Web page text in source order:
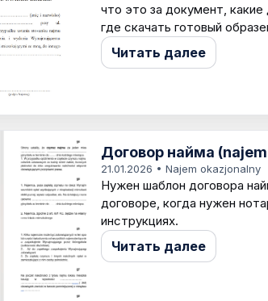
что это за документ,
где скачать готовый
Читать далее
Договор найма
21.01.2026 • Najem okazjonalny
Нужен шаблон договора
договоре, когда нужен
инструкциях.
Читать далее